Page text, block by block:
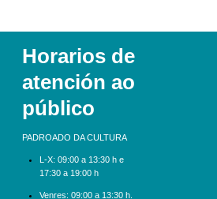
Horarios de
atención ao
público
PADROADO DA CULTURA
L-X: 09:00 a 13:30 h e
17:30 a 19:00 h
Venres: 09:00 a 13:30 h.